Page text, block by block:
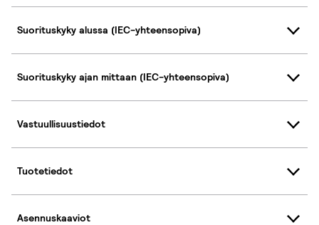
Suorituskyky alussa (IEC-yhteensopiva)
Suorituskyky ajan mittaan (IEC-yhteensopiva)
Vastuullisuustiedot
Tuotetiedot
Asennuskaaviot